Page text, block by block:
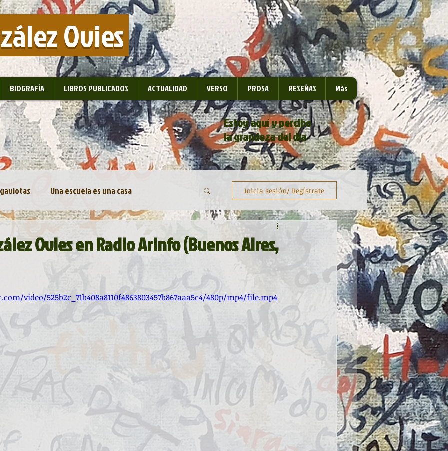
Ovies
BIOGRAFÍA LIBROS PUBLICADOS ACTUALIDAD VERSO PROSA RESEÑAS Más
Estoy aquí y percibo
la grandeza del día
Una escuela es una casa
BocArtes y Oficios
Asociación d'Escritores d'Asturies
Fundación Princesa de Asturias Una mitología
de la Poesía
Taller literario
Pequeños pasos para grandes poetas
Inicia sesión/ Regístrate
Ovies en Radio Arinfo (Buenos Aires,
video/525b2c_71b408a8110f4863803457b867aaa5c4/480p/mp4/file.mp4